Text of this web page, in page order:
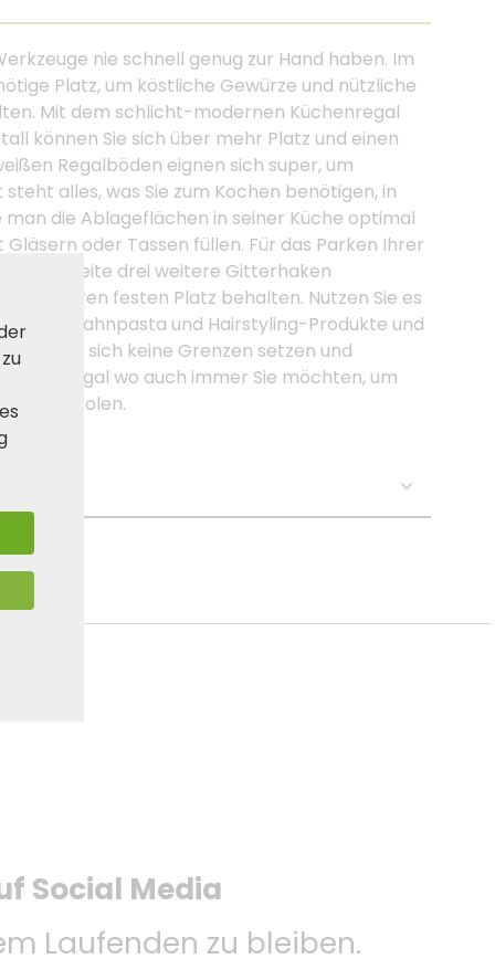
nie schnell genug zur Hand haben. Im
Platz, um köstliche Gewürze und nützliche
Mit dem schlicht-modernen Küchenregal
können Sie sich über mehr Platz und einen
Regalböden eignen sich super, um
alles, was Sie zum Kochen benötigen, in
man die Ablageflächen in seiner Küche optimal
oder Tassen füllen. Für das Parken Ihrer
an der Seite drei weitere Gitterhaken
stets ihren festen Platz behalten. Nutzen Sie es
Zahnpasta und Hairstyling-Produkte und
Sie sich keine Grenzen setzen und
wo auch immer Sie möchten, um
Social Media
Laufenden zu bleiben.